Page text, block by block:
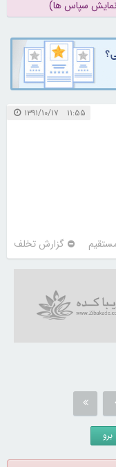
سپاس ها)
۱۱:۵۵ ۱۳۹۱/۱۰/۱۷
گزارش تخلف